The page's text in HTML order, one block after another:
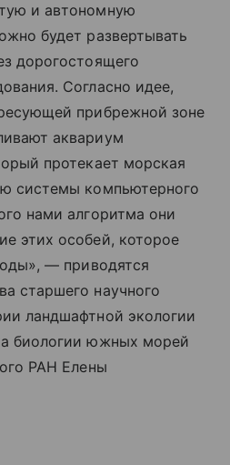
и автономную
будет развертывать
дорогостоящего
Согласно идее,
прибрежной зоне
аквариум
протекает морская
системы компьютерного
нами алгоритма они
этих особей, которое
— приводятся
старшего научного
ландшафтной экологии
биологии южных морей
РАН Елены